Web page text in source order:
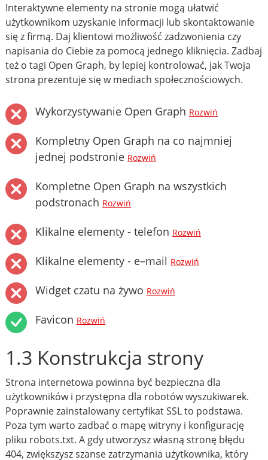
Interaktywne elementy na stronie mogą ułatwić
użytkownikom uzyskanie informacji lub skontaktowanie
się z firmą. Daj klientowi możliwość zadzwonienia czy
napisania do Ciebie za pomocą jednego kliknięcia. Zadbaj
też o tagi Open Graph, by lepiej kontrolować, jak Twoja
strona prezentuje się w mediach społecznościowych.
Wykorzystywanie Open Graph Rozwiń
Kompletny Open Graph na co najmniej
jednej podstronie Rozwiń
Kompletne Open Graph na wszystkich
podstronach Rozwiń
Klikalne elementy - telefon Rozwiń
Klikalne elementy - e–mail Rozwiń
Widget czatu na żywo Rozwiń
Favicon Rozwiń
1.3 Konstrukcja strony
Strona internetowa powinna być bezpieczna dla
użytkowników i przystępna dla robotów wyszukiwarek.
Poprawnie zainstalowany certyfikat SSL to podstawa.
Poza tym warto zadbać o mapę witryny i konfigurację
pliku robots.txt. A gdy utworzysz własną stronę błędu
404, zwiększysz szanse zatrzymania użytkownika, który